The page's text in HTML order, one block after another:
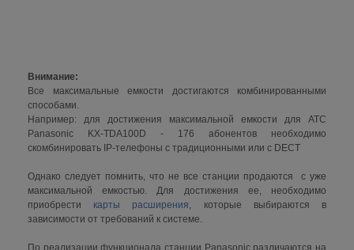
Внимание:
Все максимальные емкости достигаются комбинированными
способами.
Например: для достижения максимальной емкости для АТС
Panasonic KX-TDA100D - 176 абонентов необходимо
скомбинировать IP-телефоны с традиционными или с DECT
Однако следует помнить, что не все станции продаются с уже
максимальной емкостью. Для достижения ее, необходимо
приобрести карты расширения, которые выбираются в
зависимости от требований к системе.